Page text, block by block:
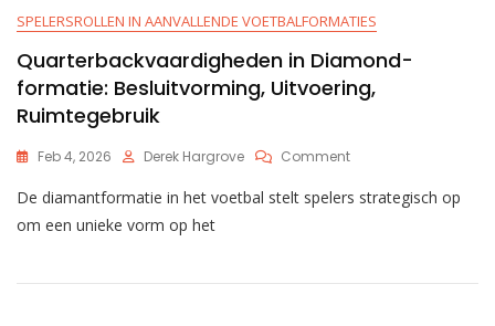
SPELERSROLLEN IN AANVALLENDE VOETBALFORMATIES
Quarterbackvaardigheden in Diamond-
formatie: Besluitvorming, Uitvoering,
Ruimtegebruik
Feb 4, 2026 Derek Hargrove CommentOn
In
Uitvoering,
De diamantformatie in het voetbal stelt spelers strategisch op
om een unieke vorm op het